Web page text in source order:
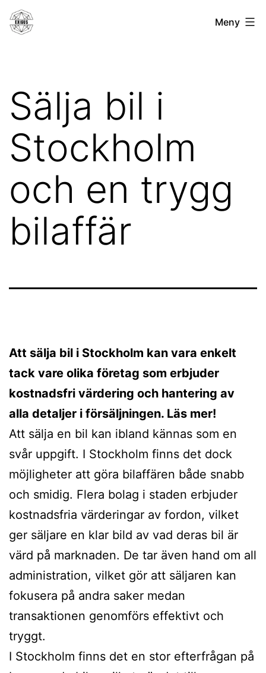
Hoppa
tillExigus.se Meny
Sälja bil i
Stockholm
och en trygg
bilaffär
Att sälja bil i Stockholm kan vara enkelt
tack vare olika företag som erbjuder
kostnadsfri värdering och hantering av
alla detaljer i försäljningen. Läs mer!
Att sälja en bil kan ibland kännas som en
svår uppgift. I Stockholm finns det dock
möjligheter att göra bilaffären både snabb
och smidig. Flera bolag i staden erbjuder
kostnadsfria värderingar av fordon, vilket
ger säljare en klar bild av vad deras bil är
värd på marknaden. De tar även hand om all
administration, vilket gör att säljaren kan
fokusera på andra saker medan
transaktionen genomförs effektivt och
tryggt.
I Stockholm finns det en stor efterfrågan på